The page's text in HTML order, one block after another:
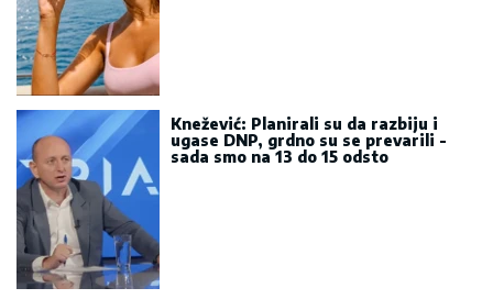
Knežević: Planirali su da razbiju i
ugase DNP, grdno su se prevarili -
sada smo na 13 do 15 odsto